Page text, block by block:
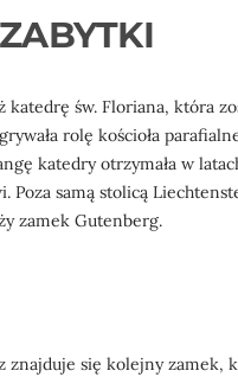
św. Floriana, która
rolę kościoła
katedry otrzymała w
Poza samą stolicą
zamek Gutenberg.
znajduje się kolejny zamek,